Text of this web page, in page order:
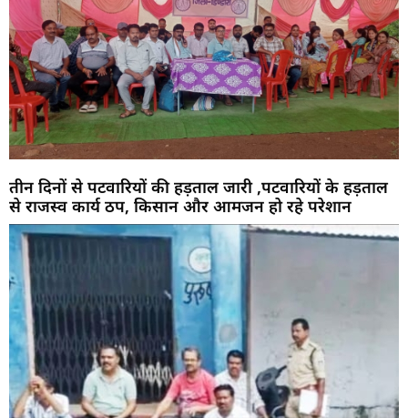
तीन दिनों से पटवारियों की हड़ताल जारी ,पटवारियों के हड़ताल
से राजस्व कार्य ठप, किसान और आमजन हो रहे परेशान